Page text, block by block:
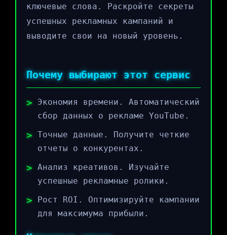
ключевые слова. Раскройте секреты
успешных рекламных кампаний и
выводите свои на новый уровень.
Почему выбирают этот сервис
Экономия времени. Автоматический
сбор данных о рекламе YouTube.
Точные данные. Получите четкие
отчеты о конкурентах.
Анализ креативов. Изучайте
успешные рекламные ролики.
Рост ROI. Оптимизируйте кампании
для максимума прибыли.